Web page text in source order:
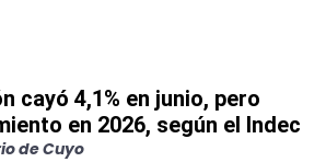
cayó 4,1% en junio, pero
en 2026, según el Indec
de Cuyo